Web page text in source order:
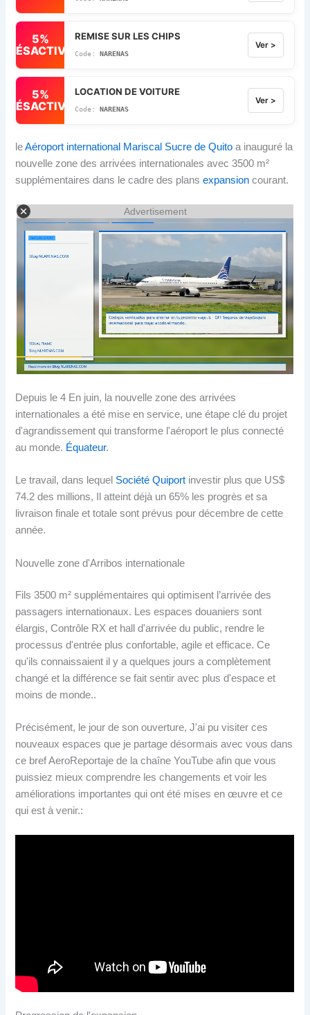
5%
DÉSACTIVÉ
REMISE SUR LES CHIPS
NARENAS
Ver >
5%
DÉSACTIVÉ
LOCATION DE VOITURE
NARENAS
Ver >
leAéroport international Mariscal Sucre de Quito a inauguré la
nouvelle zone des arrivées internationales avec 3500 m²
supplémentaires dans le cadre des plansexpansion courant.
Advertisement
Depuis le 4 En juin, la nouvelle zone des arrivées
internationales a été mise en service, une étape clé du projet
d'agrandissement qui transforme l'aéroport le plus connecté
au monde. Équateur.
Le travail, dans lequel Société Quiport investir plus que US$
74.2 des millions, Il atteint déjà un 65% les progrès et sa
livraison finale et totale sont prévus pour décembre de cette
année.
Nouvelle zone d'Arribos internationale
Fils 3500 m² supplémentaires qui optimisent l’arrivée des
passagers internationaux. Les espaces douaniers sont
élargis, Contrôle RX et hall d'arrivée du public, rendre le
processus d'entrée plus confortable, agile et efficace. Ce
qu'ils connaissaient il y a quelques jours a complètement
changé et la différence se fait sentir avec plus d'espace et
moins de monde..
Précisément, le jour de son ouverture, J'ai pu visiter ces
nouveaux espaces que je partage désormais avec vous dans
ce bref AeroReportaje de la chaîne YouTube afin que vous
puissiez mieux comprendre les changements et voir les
améliorations importantes qui ont été mises en œuvre et ce
qui est à venir.: